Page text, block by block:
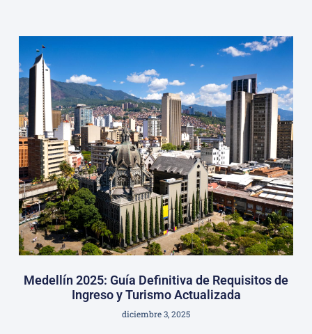
Medellín 2025: Guía Definitiva de Requisitos de
Ingreso y Turismo Actualizada
diciembre 3, 2025